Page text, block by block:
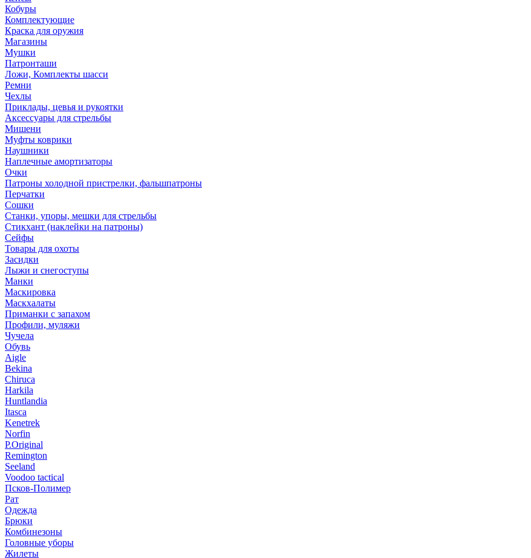
Кобуры
Комплектующие
Краска для оружия
Магазины
Мушки
Патронташи
Ложи, Комплекты шасси
Ремни
Чехлы
Приклады, цевья и рукоятки
Аксессуары для стрельбы
Мишени
Муфты коврики
Наушники
Наплечные амортизаторы
Очки
Патроны холодной пристрелки, фальшпатроны
Перчатки
Сошки
Станки, упоры, мешки для стрельбы
Стикхант (наклейки на патроны)
Сейфы
Товары для охоты
Засидки
Лыжи и снегоступы
Манки
Маскировка
Маскхалаты
Приманки с запахом
Профили, муляжи
Чучела
Обувь
Aigle
Bekina
Chiruсa
Harkila
Huntlandia
Itasca
Kenetrek
Norfin
P.Original
Remington
Seeland
Voodoo tactical
Псков-Полимер
Рат
Одежда
Брюки
Комбинезоны
Головные уборы
Жилеты